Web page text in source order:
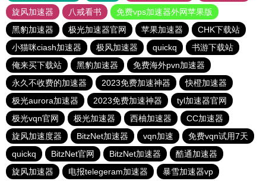
旋风加速器
八戒看书
免费vps加速器外网苹果版
黑豹加速器
极光加速器官网 苹果加速器
CHK下载站
小猫咪ciash加速器
极风加速器 quickq
书游下载站
俺来买下载站
黑豹加速器
免费海外pvn加速器
永久不收费的加速器
2023免费加速神器
快橙加速器
极光aurora加速器
2023免费加速神器
tyl加速器官网
极光vqn官网
极光加速器 西柚加速器
CC加速器
旋风加速度器
BitzNet加速器 vqn加速
免费vqn试用7天
quickq
BitzNet官网 BitzNet加速器
酷通加速器
旋风加速器
电报telegeram加速器 暴雪加速器vp